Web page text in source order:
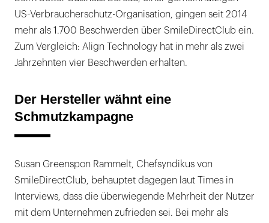
US-Verbraucherschutz-Organisation, gingen seit 2014
mehr als 1.700 Beschwerden über SmileDirectClub ein.
Zum Vergleich: Align Technology hat in mehr als zwei
Jahrzehnten vier Beschwerden erhalten.
Der Hersteller wähnt eine
Schmutzkampagne
Susan Greenspon Rammelt, Chefsyndikus von
SmileDirectClub, behauptet dagegen laut Times in
Interviews, dass die überwiegende Mehrheit der Nutzer
mit dem Unternehmen zufrieden sei. Bei mehr als